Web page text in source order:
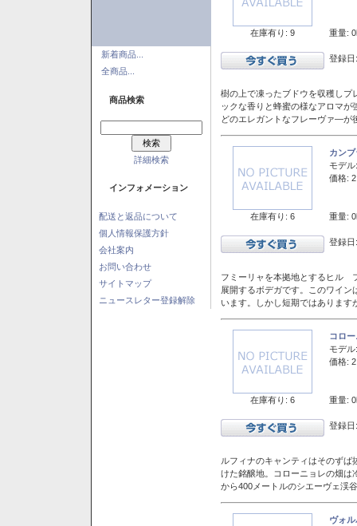
新着商品...
全商品...
商品検索
詳細検索
インフォメーション
配送と返品について
個人情報保護方針
会社案内
お問い合わせ
サイトマップ
ニュースレター登録解除
在庫有り: 9 重量:
登録
樹の上で凍ったブドウを収穫しプ
ックな香りと蜂蜜の様なアロマ
どのエレガントなフレーヴァ―が
在庫有り: 6
カン
モデル:
価格:
重量:
登録
フミーリャを本拠地とするヒル
展開するボデガです。このワイ
います。しかし短期ではありま
在庫有り: 6
コロ
モデル:
価格:
重量:
登録
ルフィナのキャンティはそのず
けた銘醸地。コローニョレの畑は
から400メートルのシエーヴェ渓
ヴォ